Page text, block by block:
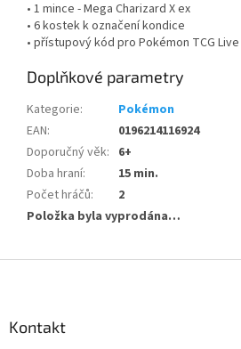
• 1 mince - Mega Charizard X ex
• 6 kostek k označení kondice
• přístupový kód pro Pokémon TCG Live
Doplňkové parametry
Kategorie:
Pokémon
EAN:
0196214116924
Doporučný věk: 6+
Doba hraní:
15 min.
Počet hráčů:
2
Položka byla vyprodána…
Kontakt